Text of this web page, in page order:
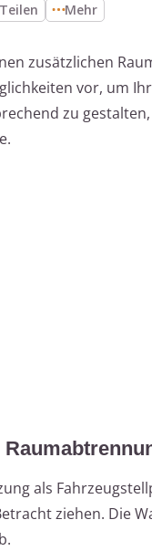
Teilen Mehr
zusätzlichen
vor, um
zu
als
ziehen. Die